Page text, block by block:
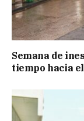
Semana de
tiempo hacia